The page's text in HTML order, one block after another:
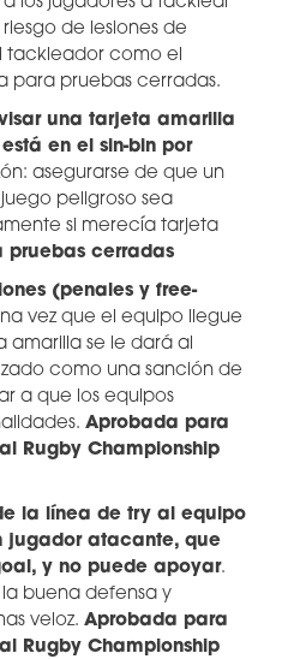
de lesiones de
tackleador como el
para pruebas cerradas.
una tarjeta amarilla
en el sin-bin por
asegurarse de que un
peligroso sea
si merecía tarjeta
pruebas cerradas
(penales y free-
vez que el equipo llegue
amarilla se le dará al
como una sanción de
a que los equipos
Aprobada para
Rugby Championship
la línea de try al equipo
jugador atacante, que
y no puede apoyar.
buena defensa y
veloz. Aprobada para
Rugby Championship